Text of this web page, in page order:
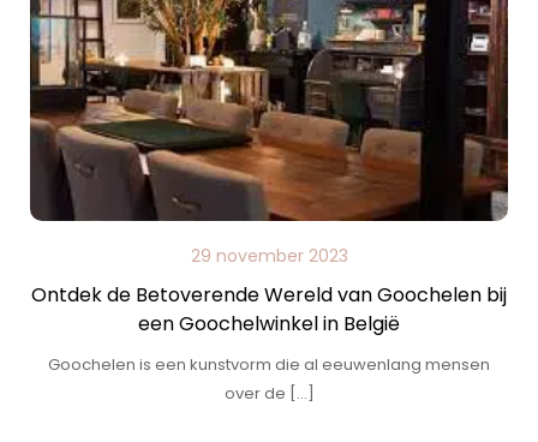
29 november 2023
Ontdek de Betoverende Wereld van Goochelen bij
een Goochelwinkel in België
Goochelen is een kunstvorm die al eeuwenlang mensen
over de […]